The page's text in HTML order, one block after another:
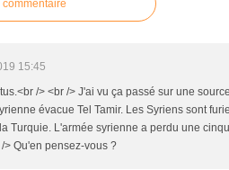
15:45
/> <br /> J'ai vu ça passé sur une
évacue Tel Tamir. Les Syriens sont
Turquie. L'armée syrienne a perdu une
> Qu'en pensez-vous ?